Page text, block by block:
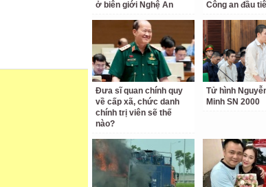
ở biên giới Nghệ An
Công an đầu
Đưa sĩ quan chính quy
về cấp xã, chức danh
chính trị viên sẽ thế
nào?
Tử hình
Minh SN 2000